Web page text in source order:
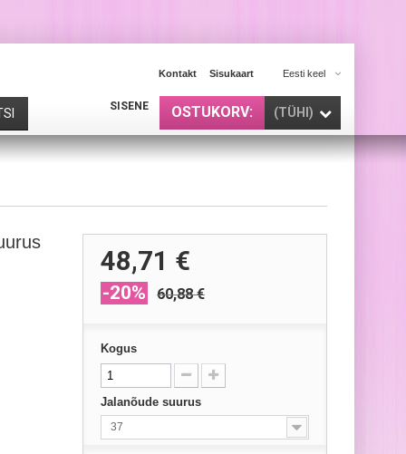
Eesti keel
Kontakt Sisukaart
OSTUKORV: (TÜHI)
SISENE
48,71 €
-20% 60,88 €
Kogus
Jalanõude suurus
37